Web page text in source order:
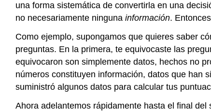
una forma sistemática de convertirla en una
no necesariamente ninguna información.
Como ejemplo, supongamos que quieres saber
preguntas. En la primera, te equivocaste las
equivocaron son simplemente datos, hechos no
números constituyen información, datos que han
suministró algunos datos para calcular tus
Ahora adelantemos rápidamente hasta el final